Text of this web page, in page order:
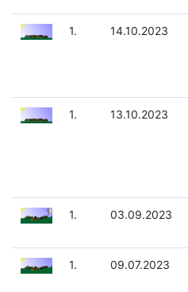
1. 14.10.2023
1. 13.10.2023
1. 03.09.2023
1. 09.07.2023